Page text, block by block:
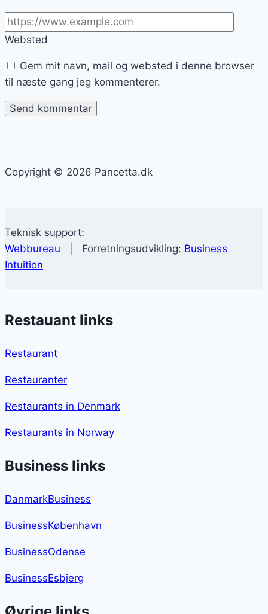
Websted
Gem mit navn, mail og websted i denne browser
til næste gang jeg kommenterer.
Copyright © 2026 Pancetta.dk
Teknisk support:
Webbureau | Forretningsudvikling: Business
Intuition
Restauant links
Restaurant
Restauranter
Restaurants in Denmark
Restaurants in Norway
Business links
DanmarkBusiness
BusinessKøbenhavn
BusinessOdense
BusinessEsbjerg